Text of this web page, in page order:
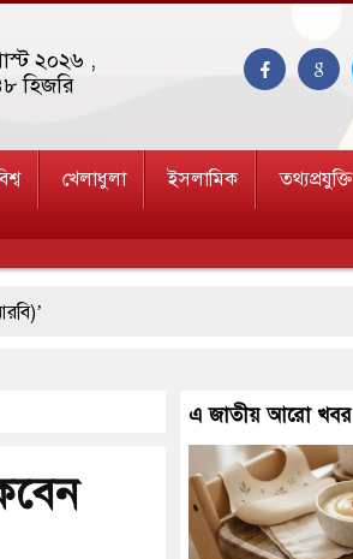
২০২৬ ,
হিজরি
খেলাধুলা ইসলামিক তথ্যপ্রযুক্তি
এ জাতীয় আরো খবর